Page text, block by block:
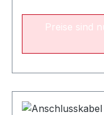
Preise sind